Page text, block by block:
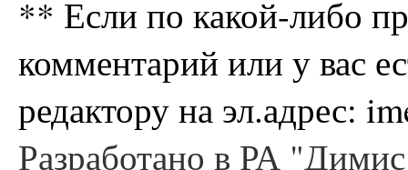
** Если по какой-либо
комментарий или у вас
редактору на эл.адрес:
Разработано в РА